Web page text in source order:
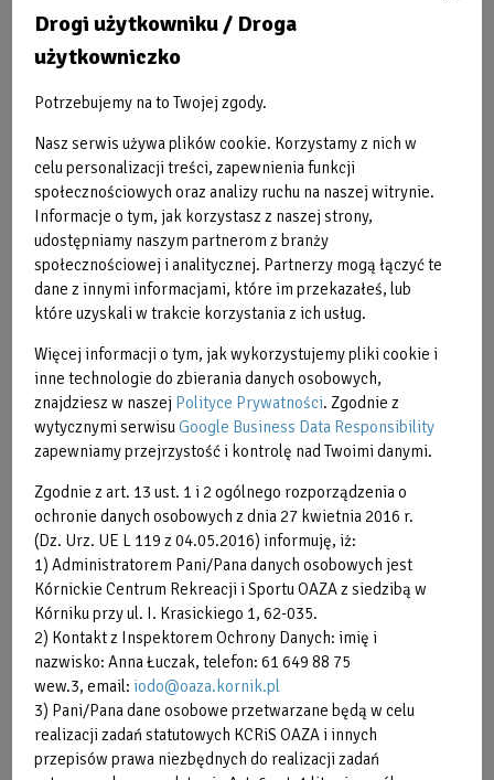
czasu w jednej pozycji np. prowadząc samochód, pracując w
pozycji siedzącej. Zainteresują się tematem również Ci,
którzy chcą nauczyć się sposobów radzenia sobie z
dolegliwościami wykorzystując odpowiednie, odciążające
ułożenia ciała.
Przebieg zajęć, co będziemy robić?
Na początku zajęć każda osoba może ( ale nie musi)
powiedzieć jakiego rodzaju dolegliwości pojawiają się u niej
najczęściej . Będziemy układać się w taki sposób, aby
obszary w ciele będące w dyskomforcie zregenerowały się.
Poznamy sposoby jak radzić sobie z natłokiem myśli,
niepotrzebnym stresem i jak szukać dobrostanu w sobie.
JOGA REGENERACYJNA
To zajęcia dla osób, które:
- szukają sposobu na zregenerowanie ciała i psychiki
- uważają, że lepiej zapobiegać chorobom niż je leczyć
- odczuwaja brak energii, znużenie
- chcą sie rozwijać i poznawać metody pracy z ciałem,
emocjami i umysłem
Czym różni się Joga regeneracyjna od klasycznych zajęć
Jogi?
- praktykowane są głównie ćwiczenia o charakterze
odprężającym ciało i system nerwowy
- częściej używane są pomoce (wałki, koce)
- stosowanych jest więcej pozycji relaksacyjnych.
Drogi użytkowniku / Droga
użytkowniczko
Potrzebujemy na to Twojej zgody.
Nasz serwis używa plików cookie. Korzystamy z nich w
celu personalizacji treści, zapewnienia funkcji
społecznościowych oraz analizy ruchu na naszej witrynie.
Informacje o tym, jak korzystasz z naszej strony,
udostępniamy naszym partnerom z branży
społecznościowej i analitycznej. Partnerzy mogą łączyć te
dane z innymi informacjami, które im przekazałeś, lub
które uzyskali w trakcie korzystania z ich usług.
Więcej informacji o tym, jak wykorzystujemy pliki cookie i
inne technologie do zbierania danych osobowych,
znajdziesz w naszej Polityce Prywatności. Zgodnie z
wytycznymi serwisuGoogle Business Data Responsibility
zapewniamy przejrzystość i kontrolę nad Twoimi danymi.
Zgodnie z art. 13 ust. 1 i 2 ogólnego rozporządzenia o
ochronie danych osobowych z dnia 27 kwietnia 2016 r.
(Dz. Urz. UE L 119 z 04.05.2016) informuję, iż:
1) Administratorem Pani/Pana danych osobowych jest
Kórnickie Centrum Rekreacji i Sportu OAZA z siedzibą w
Kórniku przy ul. I. Krasickiego 1, 62-035.
2) Kontakt z Inspektorem Ochrony Danych: imię i
nazwisko: Anna Łuczak, telefon: 61 649 88 75
wew.3, email: iodo@oaza.kornik.pl
3) Pani/Pana dane osobowe przetwarzane będą w celu
realizacji zadań statutowych KCRiS OAZA i innych
przepisów prawa niezbędnych do realizacji zadań